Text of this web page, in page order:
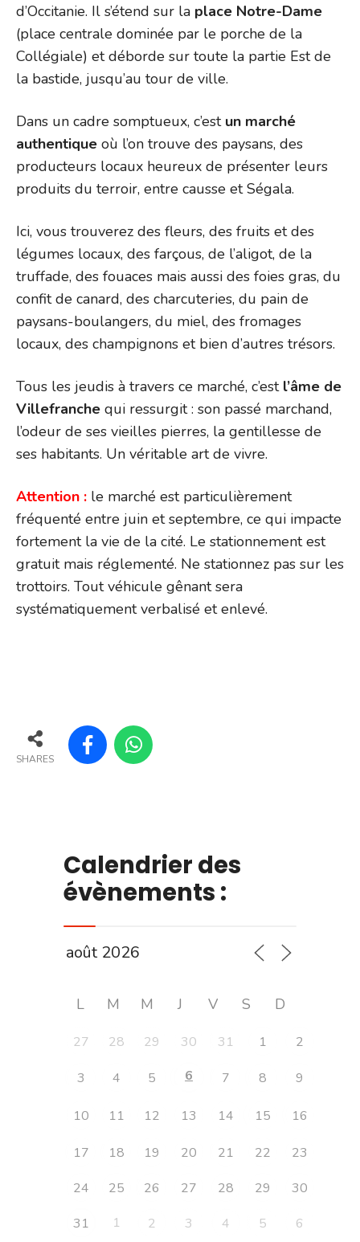
d’Occitanie. Il s’étend sur la place Notre-Dame
(place centrale dominée par le porche de la
Collégiale) et déborde sur toute la partie Est de
la bastide, jusqu’au tour de ville.
Dans un cadre somptueux, c’estun marché
authentique où l’on trouve des paysans, des
producteurs locaux heureux de présenter leurs
produits du terroir, entre causse et Ségala.
Ici, vous trouverez des fleurs, des fruits et des
légumes locaux, des farçous, de l’aligot, de la
truffade, des fouaces mais aussi des foies gras, du
confit de canard, des charcuteries, du pain de
paysans-boulangers, du miel, des fromages
locaux, des champignons et bien d’autres trésors.
Tous les jeudis à travers ce marché, c’est l’âme de
Villefranche qui ressurgit : son passé marchand,
l’odeur de ses vieilles pierres, la gentillesse de
ses habitants. Un véritable art de vivre.
Attention : le marché est particulièrement
fréquenté entre juin et septembre, ce qui impacte
fortement la vie de la cité. Le stationnement est
gratuit mais réglementé. Ne stationnez pas sur les
trottoirs. Tout véhicule gênant sera
systématiquement verbalisé et enlevé.
SHARES
Calendrier des
évènements :
L M M J V S D
27 28 29 30 31 1 2
3 4 5 6 7 8 9
10 11 12 13 14 15 16
17 18 19 20 21 22
23
24
25 26 27 28 29
30
31
1 2 3 4 5 6